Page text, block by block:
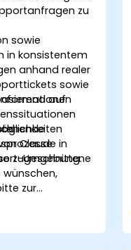
zu
sowie
in konsistentem
sowie
anhand realer
auf
Claude in
Umgebung.
zugeschnittene
wünschen,
zur